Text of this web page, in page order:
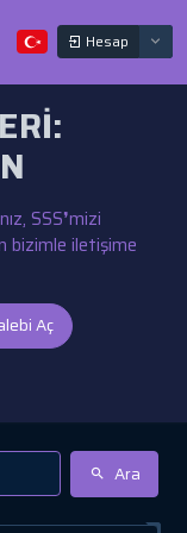
Hesap
SSS❜mizi
bizimle iletişime
Aç
Ara